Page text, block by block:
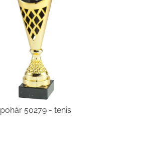
pohár 50279 - tenis